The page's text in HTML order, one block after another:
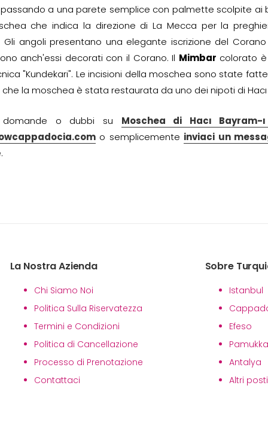
a una parete semplice con palmette scolpite ai
che indica la direzione di La Mecca per la
Gli angoli presentano una elegante iscrizione del
anch'essi decorati con il Corano. Il Mimbar colorato
"Kundekari". Le incisioni della moschea sono state
la moschea è stata restaurata da uno dei nipoti di Hacı
o dubbi su Moschea di Hacı Bayram-
o semplicemente inviaci un
La Nostra Azienda
Chi Siamo Noi
Politica Sulla Riservatezza
Termini e Condizioni
Politica di Cancellazione
Processo di Prenotazione
Contattaci
Sobre
Istanbul
Efeso
Antalya
Altri